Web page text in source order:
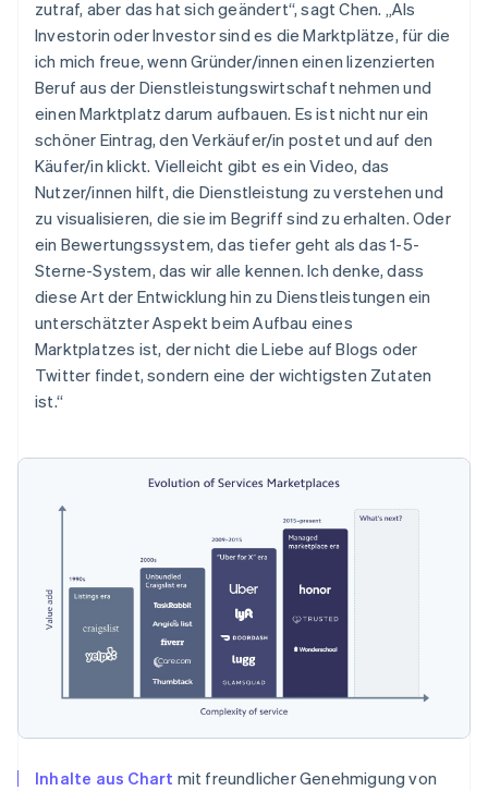
zutraf, aber das hat sich geändert“, sagt Chen. „Als
Investorin oder Investor sind es die Marktplätze, für die
ich mich freue, wenn Gründer/innen einen lizenzierten
Beruf aus der Dienstleistungswirtschaft nehmen und
einen Marktplatz darum aufbauen. Es ist nicht nur ein
schöner Eintrag, den Verkäufer/in postet und auf den
Käufer/in klickt. Vielleicht gibt es ein Video, das
Nutzer/innen hilft, die Dienstleistung zu verstehen und
zu visualisieren, die sie im Begriff sind zu erhalten. Oder
ein Bewertungssystem, das tiefer geht als das 1-5-
Sterne-System, das wir alle kennen. Ich denke, dass
diese Art der Entwicklung hin zu Dienstleistungen ein
unterschätzter Aspekt beim Aufbau eines
Marktplatzes ist, der nicht die Liebe auf Blogs oder
Twitter findet, sondern eine der wichtigsten Zutaten
ist.“
Inhalte aus Chart mit freundlicher Genehmigung von